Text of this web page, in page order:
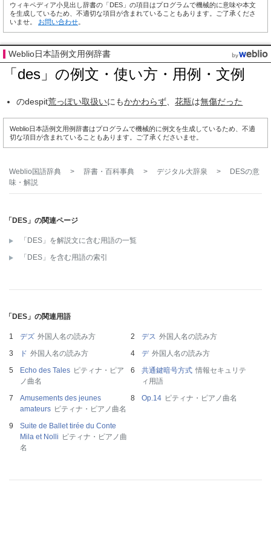
ウィキペディア小見出し辞書の「DES」の項目はプログラムで機械的に意味や本文
を生成しているため、不適切な項目が含まれていることもあります。ご了承くださ
いませ。 お問い合わせ
Weblio日本語例文用例辞書
「des」の例文・使い方・用例・文例
のdespit荒っぽい取扱いにもかかわらず 、花瓶は無傷だった
Weblio日本語例文用例辞書はプログラムで機械的に例文を生成しているため、不適
切な項目が含まれていることもあります。ご了承くださいませ。
Weblio国語辞典 > 辞書・百科事典 > デジタル大辞泉 > DESの意
味・解説
「DES」の関連ページ
「DES」を解説文に含む用語の一覧
「DES」を含む用語の索引
「DES」の関連用語
デズ 外国人名の読み方 デス 外国人名の読み方
ド 外国人名の読み方 デ 外国人名の読み方
Echo des Tales ピティナ・ピア
ノ曲名
共通鍵暗号方式 情報セキュリテ
ィ用語
Amusements des jeunes
amateurs ピティナ・ピアノ曲名
Op.14 ピティナ・ピアノ曲名
Suite de Ballet tirée du Conte
Mila et Nolli ピティナ・ピアノ曲
名